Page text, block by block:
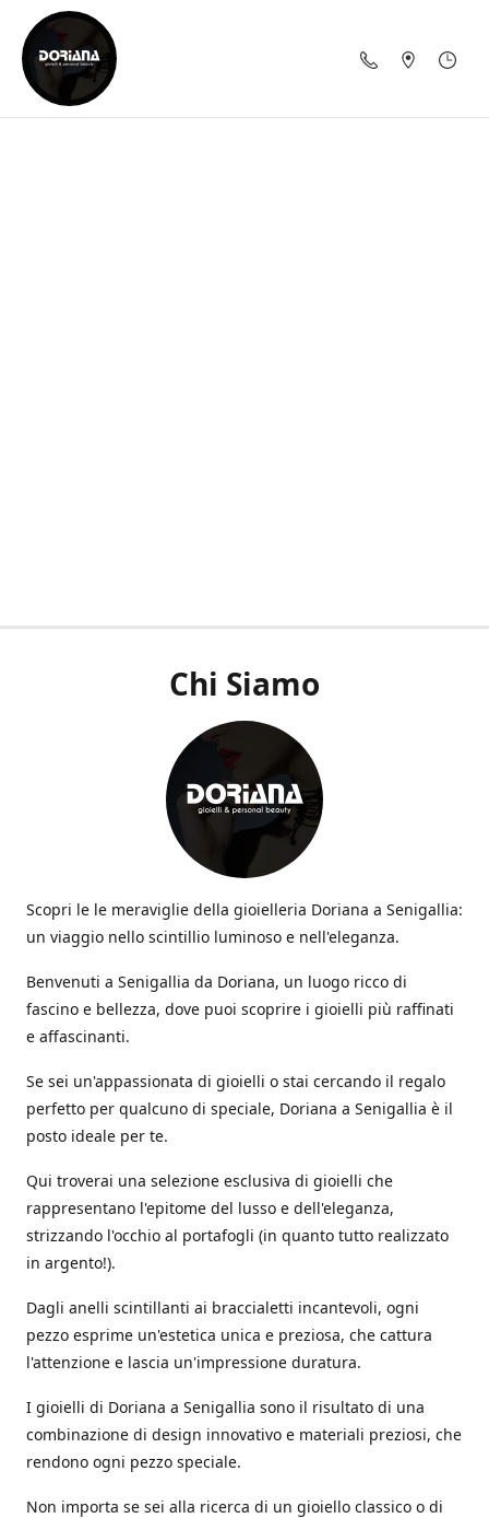
Chi Siamo
Scopri le le meraviglie della gioielleria Doriana a Senigallia:
un viaggio nello scintillio luminoso e nell'eleganza.
Benvenuti a Senigallia da Doriana, un luogo ricco di
fascino e bellezza, dove puoi scoprire i gioielli più raffinati
e affascinanti.
Se sei un'appassionata di gioielli o stai cercando il regalo
perfetto per qualcuno di speciale, Doriana a Senigallia è il
posto ideale per te.
Qui troverai una selezione esclusiva di gioielli che
rappresentano l'epitome del lusso e dell'eleganza,
strizzando l'occhio al portafogli (in quanto tutto realizzato
in argento!).
Dagli anelli scintillanti ai braccialetti incantevoli, ogni
pezzo esprime un'estetica unica e preziosa, che cattura
l'attenzione e lascia un'impressione duratura.
I gioielli di Doriana a Senigallia sono il risultato di una
combinazione di design innovativo e materiali preziosi, che
rendono ogni pezzo speciale.
Non importa se sei alla ricerca di un gioiello classico o di